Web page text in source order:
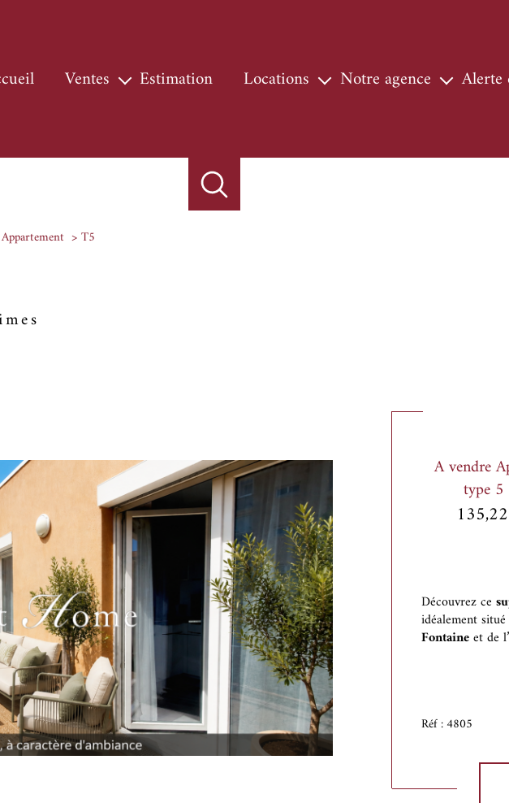
ventes
appartements
estimation locations
locations professionnelles
notre agence
notre région
Appartement T5
A vendre
type 5
Découvrez ce
idéalement
Fontaineet de
Réf : 4805